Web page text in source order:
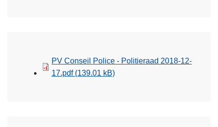
PV Conseil Police - Politieraad 2018-12-
17.pdf (139.01 kB)